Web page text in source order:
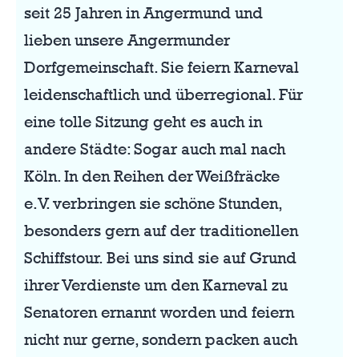
seit 25 Jahren in Angermund und
lieben unsere Angermunder
Dorfgemeinschaft. Sie feiern Karneval
leidenschaftlich und überregional. Für
eine tolle Sitzung geht es auch in
andere Städte: Sogar auch mal nach
Köln. In den Reihen der Weißfräcke
e.V. verbringen sie schöne Stunden,
besonders gern auf der traditionellen
Schiffstour. Bei uns sind sie auf Grund
ihrer Verdienste um den Karneval zu
Senatoren ernannt worden und feiern
nicht nur gerne, sondern packen auch